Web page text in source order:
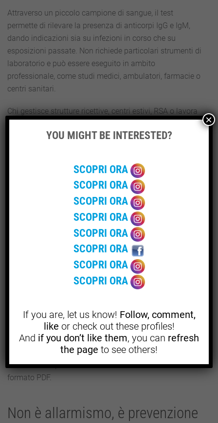
Attraverso un piccolo campione di sangue, il test
permette di rilevare la presenza di anticorpi IgG e IgM,
dando indicazioni sia su infezioni in corso che su
esposizioni passate. Non richiede particolari strumenti di
laboratorio e può essere eseguito in ambito
professionale, come studi medici, ambulatori, farmacie o
centri sanitari.
Chi gestisce strutture ricettive, centri estivi, RSA o lavora
considerazione questa possibilità. Sapere di essere stati
verso la sicurezza personale e collettiva.
Dove trovare test affidabili e
Uno dei fornitori italiani più attivi nella distribuzione di
dispositivi diagnostici professionali è Screen Italia, che
test rapido West Nilein formato cassetta,
pensato per uso professionale. Il test rileva in pochi
minuti gli anticorpi specifici per il virus e viene fornito con
Chi cerca uno strumento certificato, con elevata
sensibilità e specificità, può approfondire la scheda del
prodotto direttamente sulsito ufficiale di Screen Italia
dove sono disponibili anche le istruzioni tecniche in
formato PDF.
Non è allarmismo, è prevenzione
YOU MIGHT BE INTERESTED?
SCOPRI ORA
SCOPRI ORA
SCOPRI ORA
SCOPRI ORA
SCOPRI ORA
SCOPRI ORA
SCOPRI ORA
SCOPRI ORA
If you are, let us know! Follow, comment,
like or check out these profiles!
And if you don’t like them, you can refresh
the page to see others!
×